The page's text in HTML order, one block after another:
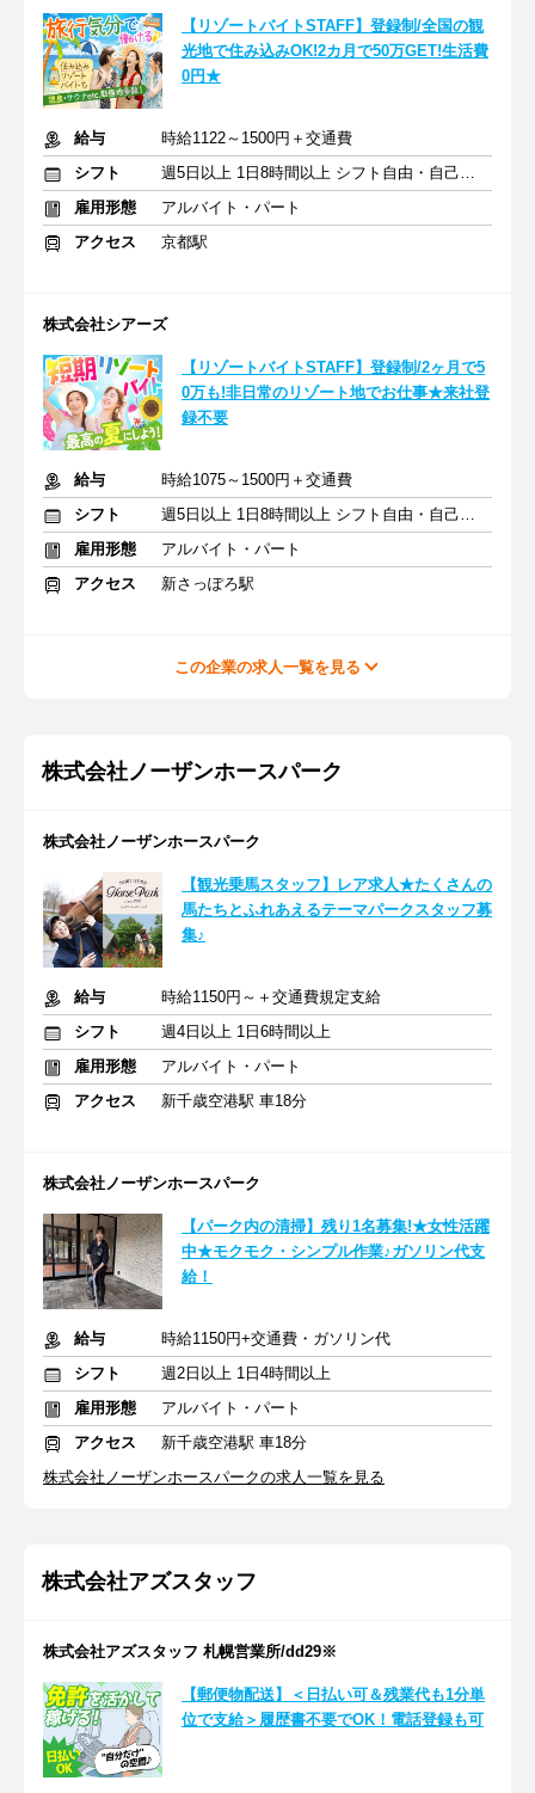
【リゾートバイトSTAFF】登録制/全国の観
光地で住み込みOK!2カ月で50万GET!生活費
0円★
給与
時給1122～1500円＋交通費
シフト
週5日以上 1日8時間以上 シフト自由・自己申告
雇用形態
アルバイト・パート
アクセス
京都駅
株式会社シアーズ
【リゾートバイトSTAFF】登録制/2ヶ月で5
0万も!非日常のリゾート地でお仕事★来社登
録不要
給与
時給1075～1500円＋交通費
シフト
週5日以上 1日8時間以上 シフト自由・自己申告
雇用形態
アルバイト・パート
アクセス
新さっぽろ駅
この企業の求人一覧を見る
株式会社ノーザンホースパーク
株式会社ノーザンホースパーク
【観光乗馬スタッフ】レア求人★たくさんの
馬たちとふれあえるテーマパークスタッフ募
集♪
給与
時給1150円～＋交通費規定支給
シフト
週4日以上 1日6時間以上
雇用形態
アルバイト・パート
アクセス
新千歳空港駅 車18分
株式会社ノーザンホースパーク
【パーク内の清掃】残り1名募集!★女性活躍
中★モクモク・シンプル作業♪ガソリン代支
給！
給与
時給1150円+交通費・ガソリン代
シフト
週2日以上 1日4時間以上
雇用形態
アルバイト・パート
アクセス
新千歳空港駅 車18分
株式会社ノーザンホースパークの求人一覧を見る
株式会社アズスタッフ
株式会社アズスタッフ 札幌営業所/dd29※
【郵便物配送】＜日払い可＆残業代も1分単
位で支給＞履歴書不要でOK！電話登録も可